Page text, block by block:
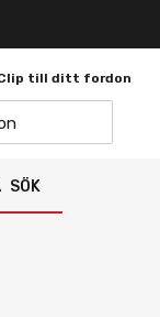
till ditt fordon
SÖK